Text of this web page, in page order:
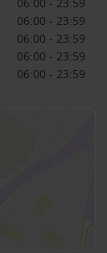
06:00 - 23:59
06:00 - 23:59
06:00 - 23:59
06:00 - 23:59